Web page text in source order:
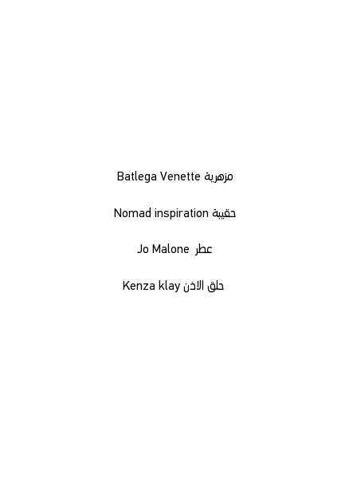
مزهرية Batlega Venette
حقيبة Nomad inspiration
عطر Jo Malone
حلق الاذن Kenza klay